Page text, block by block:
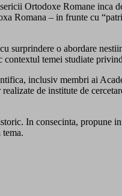
Ortodoxe Romane inca
Romana – in frunte cu
surprindere o abordare
contextul temei studiate
inclusiv membri ai
de institute de
In consecinta, propune